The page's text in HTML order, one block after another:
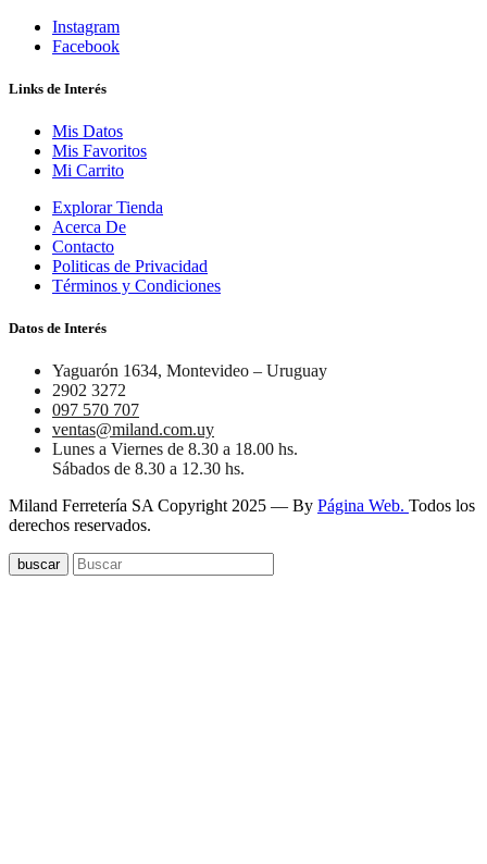
Instagram
Facebook
Links de Interés
Mis Datos
Mis Favoritos
Mi Carrito
Explorar Tienda
Acerca De
Contacto
Politicas de Privacidad
Términos y Condiciones
Datos de Interés
Yaguarón 1634, Montevideo – Uruguay
2902 3272
097 570 707
ventas@miland.com.uy
Lunes a Viernes de 8.30 a 18.00 hs.
Sábados de 8.30 a 12.30 hs.
Miland Ferretería SA Copyright 2025 — By Página Web. Todos los
derechos reservados.
buscar